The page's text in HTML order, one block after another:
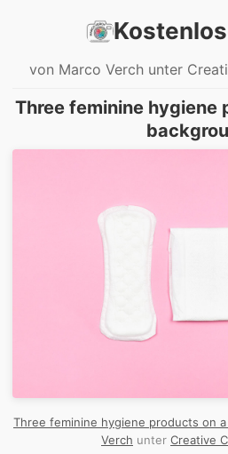
von Marco Verch unter
Three feminine hygiene
Three feminine hygiene products on
Verch unter Creative